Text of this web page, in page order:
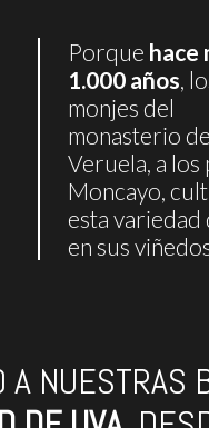
Porque hace
1.000 años ,
monjes del
monasterio de
Veruela, a los
Moncayo,
esta variedad
en sus
A NUESTRAS